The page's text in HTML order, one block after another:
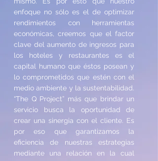
enfoque no sólo es el de optimizar
rendimientos con herramientas
económicas, creemos que el factor
clave del aumento de ingresos para
los hoteles y restaurantes es el
capital humano que éstos posean y
lo comprometidos que estén con el
medio ambiente y la sustentabilidad.
“The Q Project” más que brindar un
servicio busca la oportunidad de
crear una sinergia con el cliente. Es
por eso que garantizamos la
eficiencia de nuestras estrategias
mediante una relación en la cual